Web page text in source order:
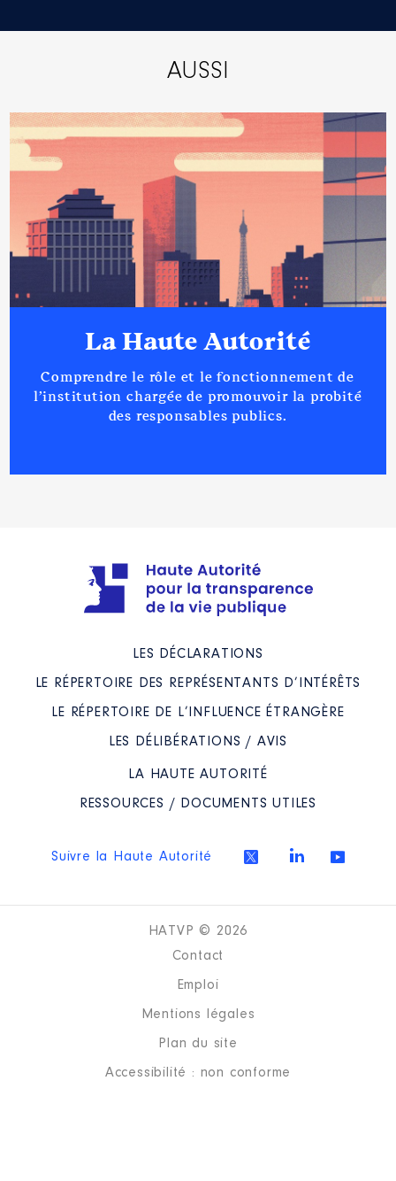
AUSSI
La Haute Autorité
Comprendre le rôle et le fonctionnement de
l’institution chargée de promouvoir la probité
des responsables publics.
LES DÉCLARATIONS
LE RÉPERTOIRE DES REPRÉSENTANTS D’INTÉRÊTS
LE RÉPERTOIRE DE L’INFLUENCE ÉTRANGÈRE
LES DÉLIBÉRATIONS / AVIS
LA HAUTE AUTORITÉ
RESSOURCES / DOCUMENTS UTILES
Suivre la Haute Autorité
HATVP © 2026
Contact
Emploi
Mentions légales
Plan du site
Accessibilité : non conforme